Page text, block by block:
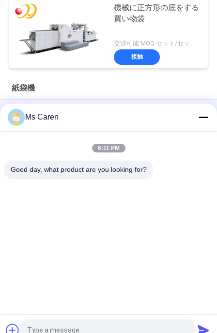
機械に正方形の底をする
買い物袋
交渉可能 MOQ:セット/セット1
接触
紙袋機
PRY-450A 紙袋ロープ挿入機
機械2側面のシールを作る自動クラフトのプラスチック・バッグ
Ms Caren
6:11 PM
Good day, what product are you looking for?